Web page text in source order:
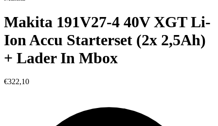
Makita 191V27-4 40V XGT Li-
Ion Accu Starterset (2x 2,5Ah)
+ Lader In Mbox
€322,10